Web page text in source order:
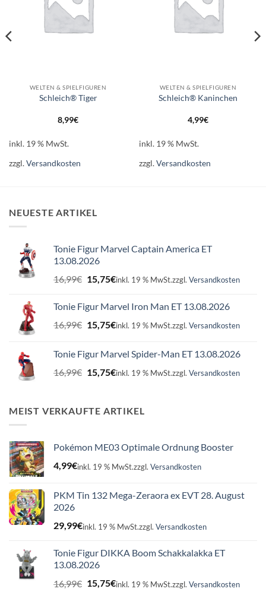
WELTEN & SPIELFIGUREN
Schleich® Tiger
8,99€
inkl. 19 % MwSt.
zzgl.Versandkosten
WELTEN & SPIELFIGUREN
Schleich® Kaninchen
4,99€
inkl. 19 % MwSt.
zzgl.Versandkosten
NEUESTE ARTIKEL
Tonie Figur Marvel Captain America ET
13.08.2026
16,99€ Ursprünglicher
Preis
16,99€
15,75€Aktueller
15,75€.
inkl. 19 % MwSt.zzgl. Versandkosten
Tonie Figur Marvel Iron Man ET 13.08.2026
16,99€ Ursprünglicher
Preis
16,99€
15,75€Aktueller
15,75€.
inkl. 19 % MwSt.zzgl. Versandkosten
Tonie Figur Marvel Spider-Man ET 13.08.2026
16,99€ Ursprünglicher
Preis
16,99€
15,75€Aktueller
15,75€.
inkl. 19 % MwSt.zzgl. Versandkosten
MEIST VERKAUFTE ARTIKEL
Pokémon ME03 Optimale Ordnung Booster
4,99€inkl. 19 % MwSt.zzgl. Versandkosten
PKM Tin 132 Mega-Zeraora ex EVT 28. August
2026
29,99€inkl. 19 % MwSt.zzgl. Versandkosten
Tonie Figur DIKKA Boom Schakkalakka ET
13.08.2026
16,99€ Ursprünglicher
15,75€Aktueller
inkl. 19 % MwSt.zzgl. Versandkosten